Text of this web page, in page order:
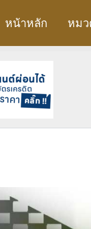
หน้าหลัก หม